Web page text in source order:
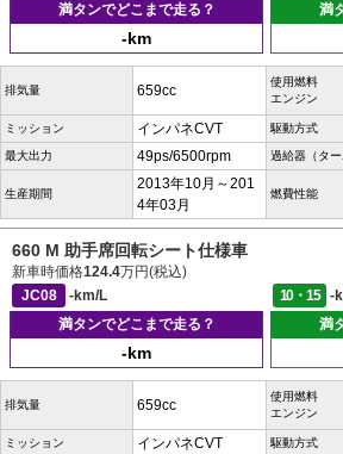
満タンでどこまで走る？
-km
満
排気量 659cc
使用燃料
エンジン
ミッション インパネCVT 駆動方式
最大出力 49ps/6500rpm 過給器（ター
生産期間
2013年10月～201
4年03月
燃費性能
660 M 助手席回転シート仕様車
新車時価格124.4万円(税込)
JC08
-km/L 10・15
-
満タンでどこまで走る？
-km
満
排気量 659cc
使用燃料
エンジン
ミッション インパネCVT 駆動方式